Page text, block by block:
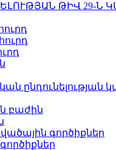
ԹԻՎ 29-Ն
ընդունելության
բաժին
գործիքներ